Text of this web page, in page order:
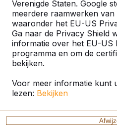
Verenigde Staten. Google
meerdere raamwerken
waaronder het EU-US
Ga naar de Privacy Shield
informatie over het EU-US
programma en om de
bekijken.
Voor meer informatie kunt
lezen: Bekijken
Recente